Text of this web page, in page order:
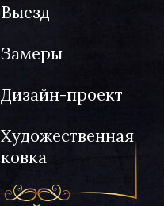
Выезд
Замеры
Дизайн-проект
Художественная
ковка